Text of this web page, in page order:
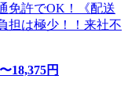
免許でOK！《配送
担は極少！！来社不
18,375円